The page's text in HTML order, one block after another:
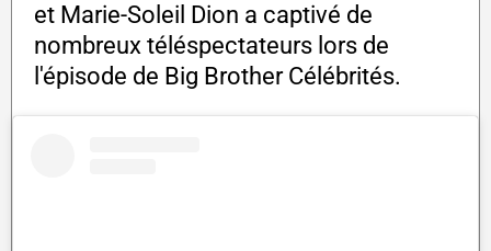
et Marie-Soleil Dion a captivé de
nombreux téléspectateurs lors de
l'épisode de Big Brother Célébrités.